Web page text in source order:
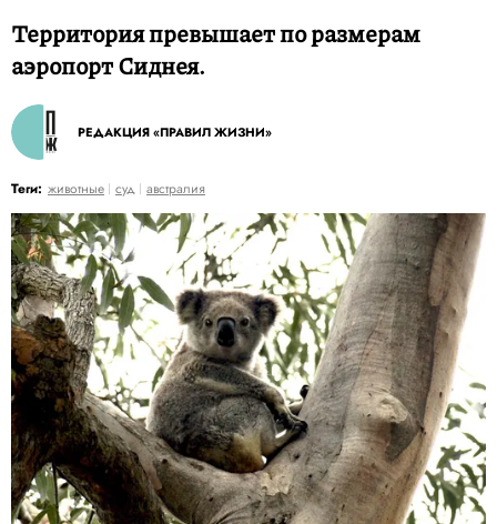
Территория превышает по размерам
аэропорт Сиднея.
РЕДАКЦИЯ «ПРАВИЛ ЖИЗНИ»
Теги: животные суд австралия